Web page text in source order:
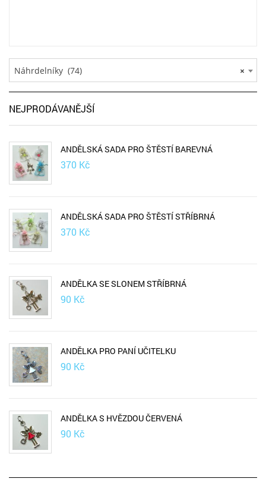
×
Náhrdelníky (74)
NEJPRODÁVANĚJŠÍ
ANDĚLSKÁ SADA PRO ŠTĚSTÍ BAREVNÁ
370 Kč
ANDĚLSKÁ SADA PRO ŠTĚSTÍ STŘÍBRNÁ
370 Kč
ANDĚLKA SE SLONEM STŘÍBRNÁ
90 Kč
ANDĚLKA PRO PANÍ UČITELKU
90 Kč
ANDĚLKA S HVĚZDOU ČERVENÁ
90 Kč